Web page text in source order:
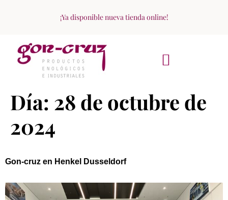
¡Ya disponible nueva tienda online!
Día: 28 de octubre de
2024
Gon-cruz en Henkel Dusseldorf